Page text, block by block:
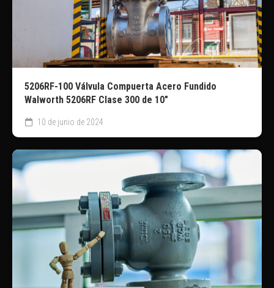
5206RF-100 Válvula Compuerta Acero Fundido
Walworth 5206RF Clase 300 de 10″
10 de junio de 2024